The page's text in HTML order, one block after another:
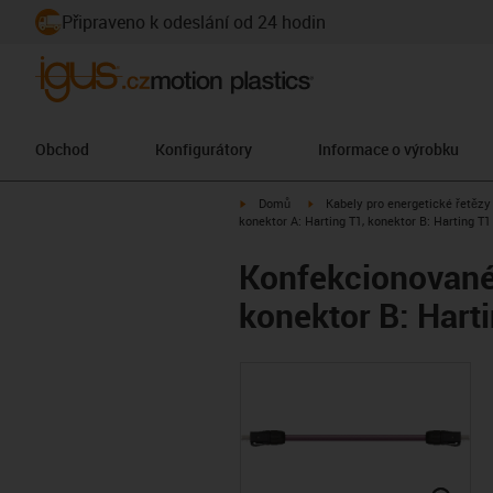
Připraveno k odeslání od 24 hodin
Obchod Konfigurátory Informace o výrobku
igus-icon-arrow-right
Domů igus-icon-arrow-right
Kabely pro energetické řetězy
konektor A: Harting T1, konektor B: Harting T1
konektor B: